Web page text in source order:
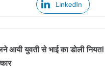
LinkedIn
आयी युवती से भाई का डोली